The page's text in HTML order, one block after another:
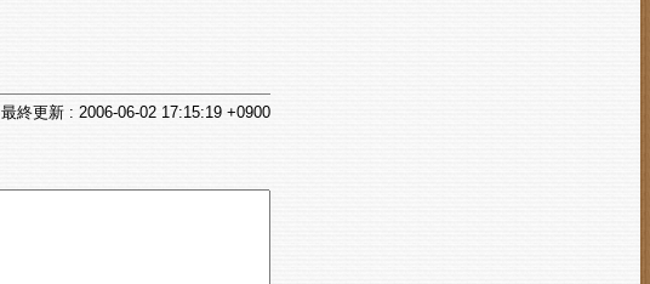
最終更新: 2006-06-02 17:15:19 +0900